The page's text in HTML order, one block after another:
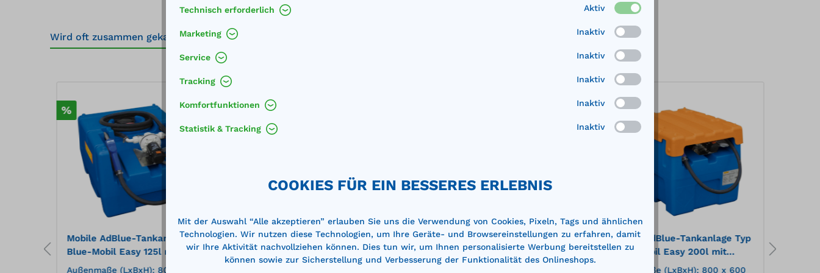
Wird oft zusammen gekauft Zubehör
%
Mobile AdBlue-Tankanlage Typ
Blue-Mobil Easy 125l mit
Elektropumpe 12 V und
Außenmaße (LxBxH): 800 x 600
%
Mobile AdBlue-Tankanlage Typ
Blue-Mobil Easy 125l mit
Elektropumpe 24 V und
Mobile AdBlue-Tankanlage Typ
Blue-Mobil Easy 200l mit
Elektropumpe 12 V und
%
Mobile AdBlue-Tankanlage Typ
Blue-Mobil Easy 200l mit
Elektropumpe 24 V und
Außenmaße (LxBxH): 800 x 600
Technisch erforderlich Aktiv
Marketing Inaktiv
Service Inaktiv
Tracking Inaktiv
Komfortfunktionen Inaktiv
Statistik & Tracking Inaktiv
COOKIES FÜR EIN BESSERES ERLEBNIS
Mit der Auswahl “Alle akzeptieren” erlauben Sie uns die Verwendung von Cookies, Pixeln, Tags und ähnlichen
Technologien. Wir nutzen diese Technologien, um Ihre Geräte- und Browsereinstellungen zu erfahren, damit
wir Ihre Aktivität nachvollziehen können. Dies tun wir, um Ihnen personalisierte Werbung bereitstellen zu
können sowie zur Sicherstellung und Verbesserung der Funktionalität des Onlineshops.